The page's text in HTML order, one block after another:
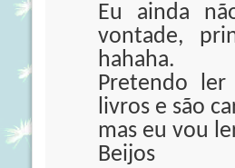
Eu ainda
vontade,
hahaha.
Pretendo
livros e são
mas eu vou
Beijos